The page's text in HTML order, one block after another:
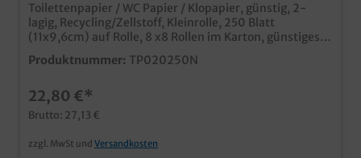
Toilettenpapier / WC Papier / Klopapier, günstig, 2-
lagig, Recycling/Zellstoff, Kleinrolle, 250 Blatt
(11x9,6cm) auf Rolle, 8 x8 Rollen im Karton, günstiges
Toilettenpapier ideal für Hotel und Gastro sehr gute
Qualität für ein 2-lagiges Toilettenpapier im
Produktnummer: TP020250N
22,80 €*
Brutto: 27,13 €
zzgl. MwSt und Versandkosten